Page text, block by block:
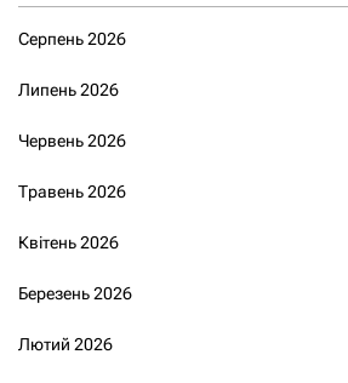
Серпень 2026
Липень 2026
Червень 2026
Травень 2026
Квітень 2026
Березень 2026
Лютий 2026